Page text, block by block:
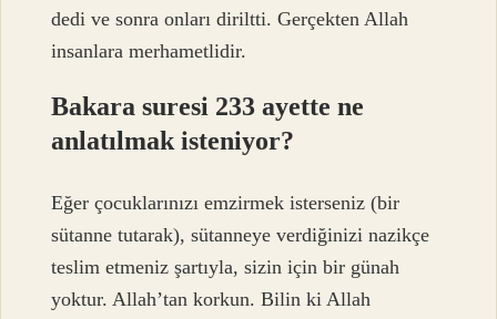
dedi ve sonra onları diriltti. Gerçekten Allah
insanlara merhametlidir.
Bakara suresi 233 ayette ne
anlatılmak isteniyor?
Eğer çocuklarınızı emzirmek isterseniz (bir
sütanne tutarak), sütanneye verdiğinizi nazikçe
teslim etmeniz şartıyla, sizin için bir günah
yoktur. Allah’tan korkun. Bilin ki Allah